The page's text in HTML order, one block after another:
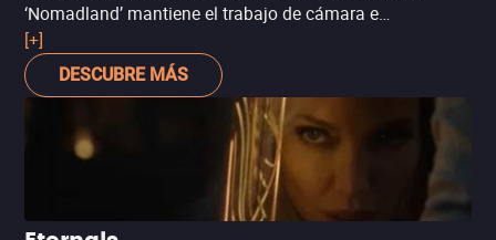
‘Nomadland’ mantiene el trabajo de cámara e
iluminación naturalistas, empleando a un elenco de
actores no profesionales en su mayoría, con la notable
excepción de David Strathairn y, claro, Frances
McDormand en el protagónico. Aquí la historia trata de
Fern, una mujer que decide tomar todas sus cosas e irse
a viajar por Estados Unidos sin más que su camioneta y
unas cuantas posesiones, luego de que la recesión
colapsa la colonia industrial que era su hogar. Por un
[+]
DESCUBRE MÁS